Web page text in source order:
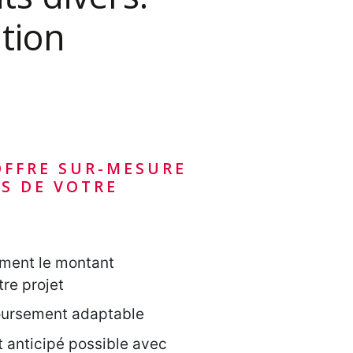
SUR-MESURE
DE VOTRE
le montant
projet
adaptable
anticipé possible avec